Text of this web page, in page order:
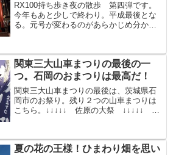
RX100持ち歩き夜の散歩 第四弾です。
今年もあと少しで終わり。平成最後とな
る。元号が変わるのがあらかじめ分かっ
浅草をぶらついた。羽子板市の最終日。
一番賑わうのは中日で...
関東三大山車まつりの最後の一
つ。石岡のおまつりは最高だ！
関東三大山車まつりの最後は、茨城県石
岡市のお祭り。残り２つの山車まつりは
こちら。↓↓↓↓↓ 佐原の大祭 ↓↓↓↓↓
どこかというと茨城県南部の市で東京か
らだと...
夏の花の王様！ひまわり畑を思い